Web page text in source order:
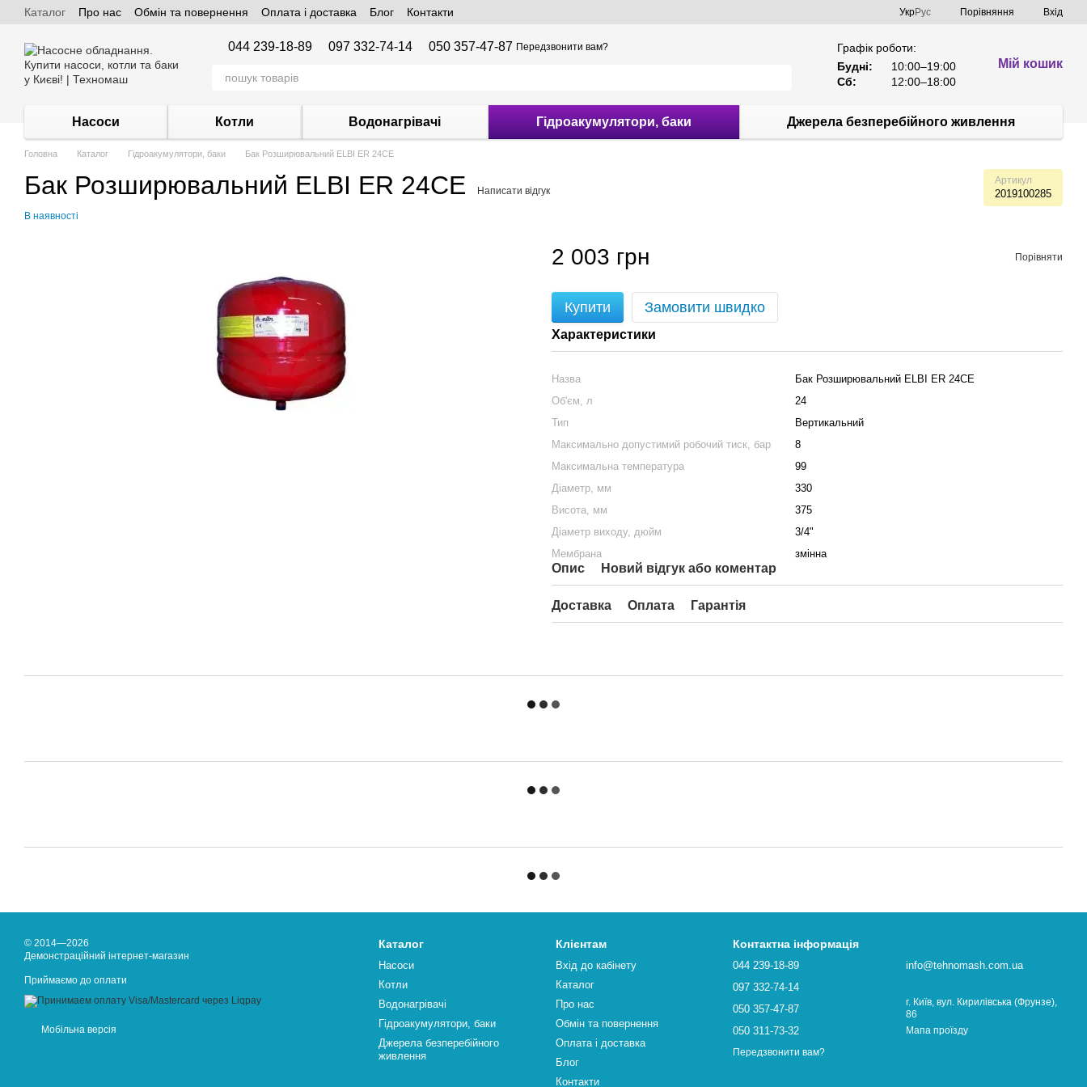
Перейти до основного контенту
Каталог Про нас Обмін та повернення Оплата і доставка Блог Контакти УкрРус Порівняння Вхід
044 239-18-89 097 332-74-14 050 357-47-87 Передзвонити вам?
Графік роботи:
Будні:
10:00–19:00
Сб:
12:00–18:00
Мій кошик
Насоси Котли Водонагрівачі Гідроакумулятори, баки Джерела безперебійного живлення
Головна Каталог Гідроакумулятори, баки Бак Розширювальний ELBI ER 24CE
Бак Розширювальний ELBI ER 24CE Написати відгук
Артикул
2019100285
В наявності
2 003 грн Порівняти
Купити Замовити швидко
Характеристики
Назва
Бак Розширювальний ELBI ER 24CE
Об'єм, л
24
Тип
Вертикальний
Максимально допустимий робочий тиск, бар
8
Максимальна температура
99
Діаметр, мм
330
Висота, мм
375
Діаметр виходу, дюйм
3/4"
Мембрана
змінна
Опис Новий відгук або коментар
Доставка Оплата Гарантія
© 2014—2026
Демонстраційний інтернет-магазин
Приймаємо до оплати
Мобільна версія
Каталог
Насоси
Котли
Водонагрівачі
Гідроакумулятори, баки
Джерела безперебійного
живлення
Клієнтам
Вхід до кабінету
Каталог
Про нас
Обмін та повернення
Оплата і доставка
Блог
Контакти
Контактна інформація
044 239-18-89
097 332-74-14
050 357-47-87
050 311-73-32
Передзвонити вам?
info@tehnomash.com.ua
г. Київ, вул. Кирилівська (Фрунзе),
86
Мапа проїзду